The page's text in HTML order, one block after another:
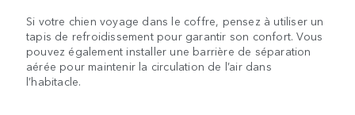
Si votre chien voyage dans le coffre, pensez à utiliser un
tapis de refroidissement pour garantir son confort. Vous
pouvez également installer une barrière de séparation
aérée pour maintenir la circulation de l’air dans
l’habitacle.